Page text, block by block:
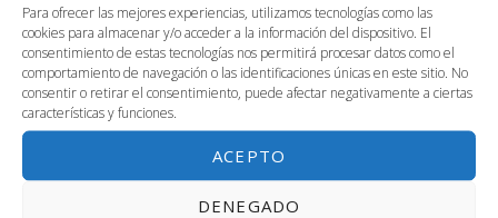
Para ofrecer las mejores experiencias, utilizamos tecnologías como las
cookies para almacenar y/o acceder a la información del dispositivo. El
consentimiento de estas tecnologías nos permitirá procesar datos como el
comportamiento de navegación o las identificaciones únicas en este sitio. No
consentir o retirar el consentimiento, puede afectar negativamente a ciertas
características y funciones.
ACEPTO
DENEGADO
febrero,
2026
y
vistas
de
3.01+3.02. IKEA: Design Thinking
febrero 16 @ 8:00 am-6:00 pm
Salas 3.01 y 3.02 de Link by UMA